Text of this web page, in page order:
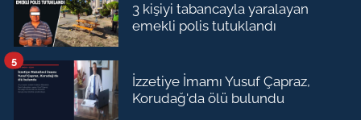
3 kişiyi tabancayla yaralayan
emekli polis tutuklandı
İzzetiye İmamı Yusuf Çapraz,
Korudağ'da ölü bulundu
5